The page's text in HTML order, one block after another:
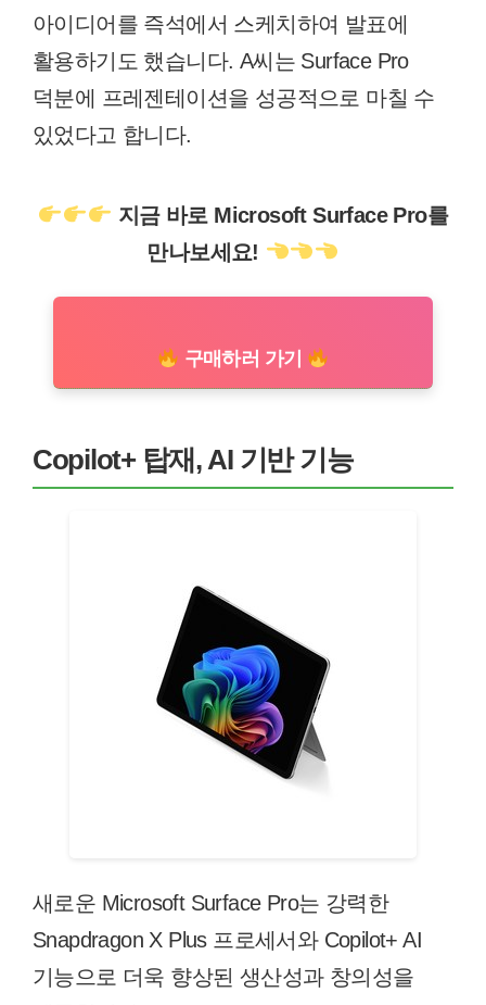
아이디어를 즉석에서 스케치하여 발표에
활용하기도 했습니다. A씨는 Surface Pro
덕분에 프레젠테이션을 성공적으로 마칠 수
있었다고 합니다.
지금 바로 Microsoft Surface Pro를
만나보세요!
구매하러 가기
Copilot+ 탑재, AI 기반 기능
새로운 Microsoft Surface Pro는 강력한
Snapdragon X Plus 프로세서와 Copilot+ AI
기능으로 더욱 향상된 생산성과 창의성을